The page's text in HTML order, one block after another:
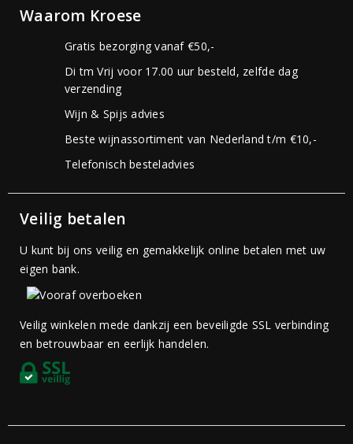
Waarom Kroese
Gratis bezorging vanaf €50,-
Di tm Vrij voor 17.00 uur besteld, zelfde dag
verzending
Wijn & Spijs advies
Beste wijnassortiment van Nederland t/m €10,-
Telefonisch besteladvies
Veilig betalen
U kunt bij ons veilig en gemakkelijk online betalen met uw
eigen bank.
Veilig winkelen mede dankzij een beveiligde SSL verbinding
en betrouwbaar en eerlijk handelen.